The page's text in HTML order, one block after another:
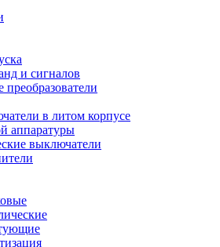
и сигналов
преобразователи
в литом корпусе
аппаратуры
выключатели